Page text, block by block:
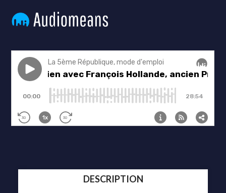
DESCRIPTION